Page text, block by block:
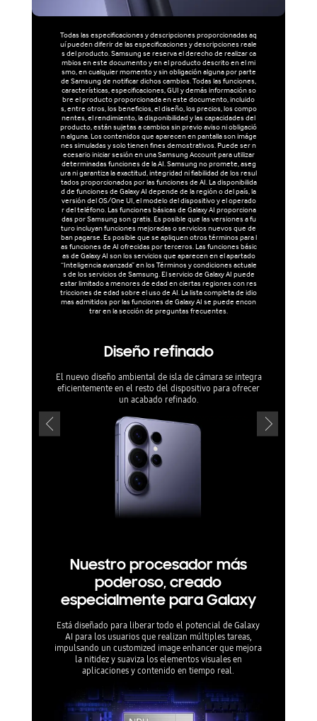
Todas las especificaciones y descripciones proporcionadas aq
uí pueden diferir de las especificaciones y descripciones reale
s del producto. Samsung se reserva el derecho de realizar ca
mbios en este documento y en el producto descrito en el mi
smo, en cualquier momento y sin obligación alguna por parte
de Samsung de notificar dichos cambios. Todas las funciones,
características, especificaciones, GUI y demás información so
bre el producto proporcionada en este documento, incluido
s, entre otros, los beneficios, el diseño, los precios, los compo
nentes, el rendimiento, la disponibilidad y las capacidades del
producto, están sujetas a cambios sin previo aviso ni obligació
n alguna. Los contenidos que aparecen en pantalla son imáge
nes simuladas y solo tienen fines demostrativos. Puede ser n
ecesario iniciar sesión en una Samsung Account para utilizar
determinadas funciones de la AI. Samsung no promete, aseg
ura ni garantiza la exactitud, integridad ni fiabilidad de los resul
tados proporcionados por las funciones de AI. La disponibilida
d de funciones de Galaxy AI depende de la región o del país, la
versión del OS/One UI, el modelo del dispositivo y el operado
r del teléfono. Las funciones básicas de Galaxy AI proporciona
das por Samsung son gratis. Es posible que las versiones a fu
turo incluyan funciones mejoradas o servicios nuevos que de
ban pagarse. Es posible que se apliquen otros términos para l
as funciones de AI ofrecidas por terceros. Las funciones básic
as de Galaxy AI son los servicios que aparecen en el apartado
“Inteligencia avanzada” en los Términos y condiciones actuale
s de los servicios de Samsung. El servicio de Galaxy AI puede
estar limitado a menores de edad en ciertas regiones con res
tricciones de edad sobre el uso de AI. La lista completa de idio
mas admitidos por las funciones de Galaxy AI se puede encon
trar en la sección de preguntas frecuentes.
Diseño refinado
El nuevo diseño ambiental de isla de cámara se integra
eficientemente en el resto del dispositivo para ofrecer
un acabado refinado.
Nuestro procesador más
poderoso, creado
especialmente para Galaxy
Está diseñado para liberar todo el potencial de Galaxy
AI para los usuarios que realizan múltiples tareas,
impulsando un customized image enhancer que mejora
la nitidez y suaviza los elementos visuales en
aplicaciones y contenido en tiempo real.